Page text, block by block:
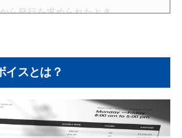
ら発行を求められたとき
Orders）から送る
invoice」をクリックする
ーの購入商品が1つにまとまる
イスとは？